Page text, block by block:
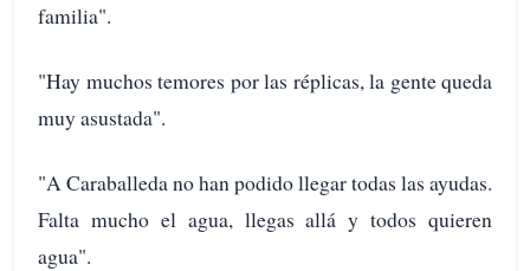
familia".
"Hay muchos temores por las réplicas, la gente queda
muy asustada".
"A Caraballeda no han podido llegar todas las ayudas.
Falta mucho el agua, llegas allá y todos quieren
agua".